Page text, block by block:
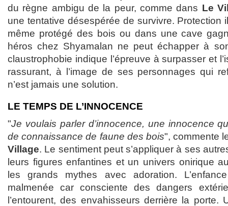
du règne ambigu de la peur, comme dans Le
une tentative désespérée de survivre. Protection
même protégé des bois ou dans une cave
héros chez Shyamalan ne peut échapper à
claustrophobie indique l’épreuve à surpasser et
rassurant, à l’image de ses personnages qui
n’est jamais une solution.
LE TEMPS DE L’INNOCENCE
"Je voulais parler d’innocence, une innocence
de connaissance de faune des bois", commente
Village. Le sentiment peut s’appliquer à ses
leurs figures enfantines et un univers onirique
les grands mythes avec adoration.
malmenée car consciente des dangers
l’entourent, des envahisseurs derrière la porte.